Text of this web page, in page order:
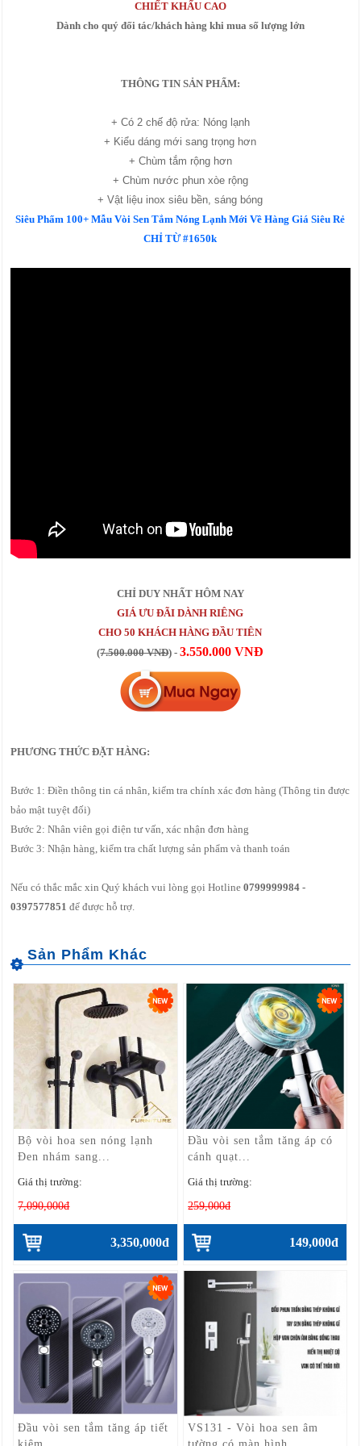
CHIẾT KHẤU CAO
Dành cho quý đối tác/khách hàng khi mua số lượng lớn
THÔNG TIN SẢN PHẨM:
+ Có 2 chế độ rửa: Nóng lạnh
+ Kiểu dáng mới sang trọng hơn
+ Chùm tắm rộng hơn
+ Chùm nước phun xòe rộng
+ Vật liệu inox siêu bền, sáng bóng
Siêu Phẩm 100+ Mẫu Vòi Sen Tắm Nóng Lạnh Mới Về Hàng Giá Siêu Rẻ
CHỈ TỪ #1650k
CHỈ DUY NHẤT HÔM NAY
GIÁ ƯU ĐÃI DÀNH RIÊNG
CHO 50 KHÁCH HÀNG ĐẦU TIÊN
(7.500.000 VNĐ) -3.550.000 VNĐ
PHƯƠNG THỨC ĐẶT HÀNG:
Bước 1: Điền thông tin cá nhân, kiểm tra chính xác đơn hàng (Thông tin được
bảo mật tuyệt đối)
Bước 2: Nhân viên gọi điện tư vấn, xác nhận đơn hàng
Bước 3: Nhận hàng, kiểm tra chất lượng sản phẩm và thanh toán
Nếu có thắc mắc xin Quý khách vui lòng gọi Hotline0799999984 -
0397577851 để được hỗ trợ.
Bộ vòi hoa sen nóng lạnh
Đen nhám sang...
Giá thị trường:
7,090,000đ
3,350,000đ
Đầu vòi sen tắm tăng áp có
cánh quạt...
Giá thị trường:
259,000đ
149,000đ
Đầu vòi sen tắm tăng áp tiết
VS131 - Vòi hoa sen âm